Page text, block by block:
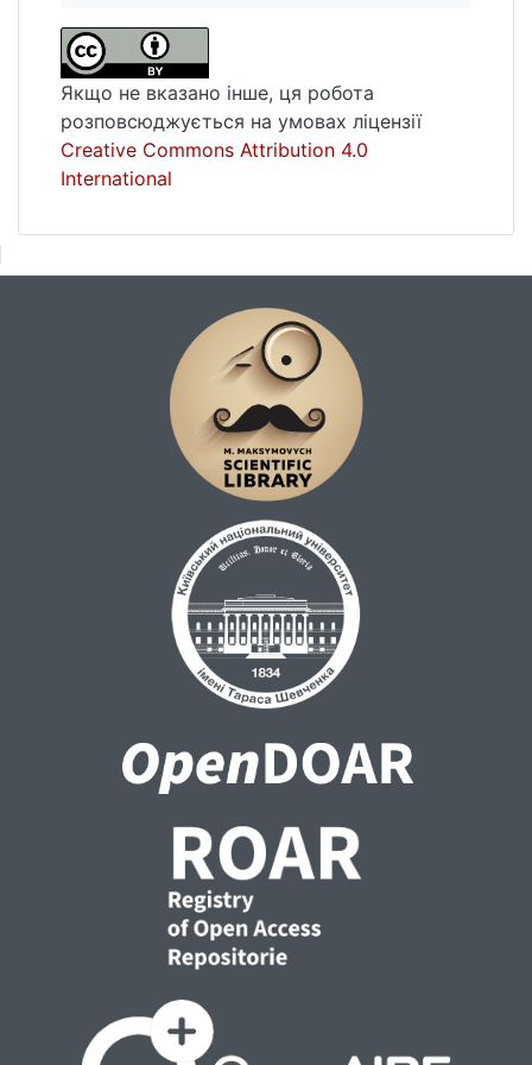
розвідки – критично проаналізувати
існуючі класифікації сучасних мережних2
жанрів, та обґрунтувати підхід, що дасть
можливість згрупувати досліджувані
жанри з опрою на низку ключових
параметрів.
Якщо не вказано інше, ця робота
розповсюджується на умовах ліцензії
Creative Commons Attribution 4.0
International